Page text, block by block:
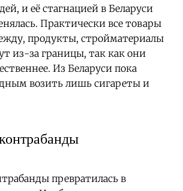
и её стагнацией в Беларуси
Практически все товары
продукты, стройматериалы
из-за границы, так как они
Из Беларуси пока
возить лишь сигареты и
превратилась в